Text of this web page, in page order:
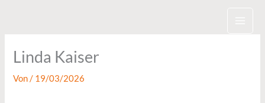
Linda Kaiser
Von/ 19/03/2026